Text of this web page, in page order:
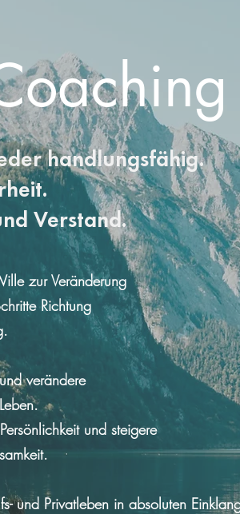
handlungsfähig.
Verstand.
zur Veränderung
Richtung
verändere
und steigere
und Privatleben in absoluten